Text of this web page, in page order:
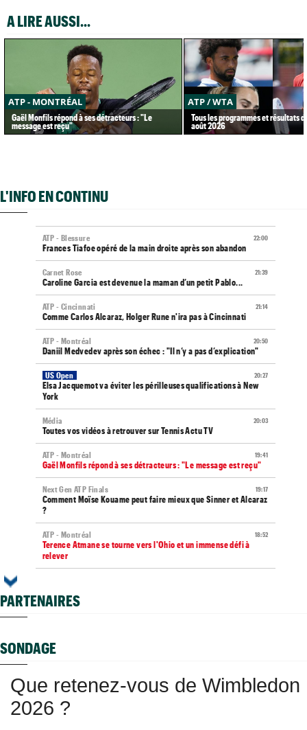
A LIRE AUSSI...
ATP - MONTRÉAL
Gaël Monfils répond à ses détracteurs : "Le
message est reçu"
ATP / WTA
Tous les programmes et résultats
août 2026
L'INFO EN CONTINU
22:00
ATP - Blessure
Frances Tiafoe opéré de la main droite après son abandon
21:39
Carnet Rose
Caroline Garcia est devenue la maman d’un petit Pablo...
21:14
ATP - Cincinnati
Comme Carlos Alcaraz, Holger Rune n'ira pas à Cincinnati
20:50
ATP - Montréal
Daniil Medvedev après son échec : "Il n’y a pas d’explication"
20:27
US Open
Elsa Jacquemot va éviter les périlleuses qualifications à New
York
20:03
Média
Toutes vos vidéos à retrouver sur Tennis Actu TV
19:41
ATP - Montréal
Gaël Monfils répond à ses détracteurs : "Le message est reçu"
19:17
Next Gen ATP Finals
Comment Moïse Kouame peut faire mieux que Sinner et Alcaraz
?
18:52
ATP - Montréal
Terence Atmane se tourne vers l'Ohio et un immense défi à
relever
Grodzisk Mazowiecki (CH)
18:25
WTA - Toronto
Rybakina ne peut plus être reine, Sabalenka n°1 pour le
moment
PARTENAIRES
SONDAGE
Que retenez-vous de Wimbledon
2026 ?